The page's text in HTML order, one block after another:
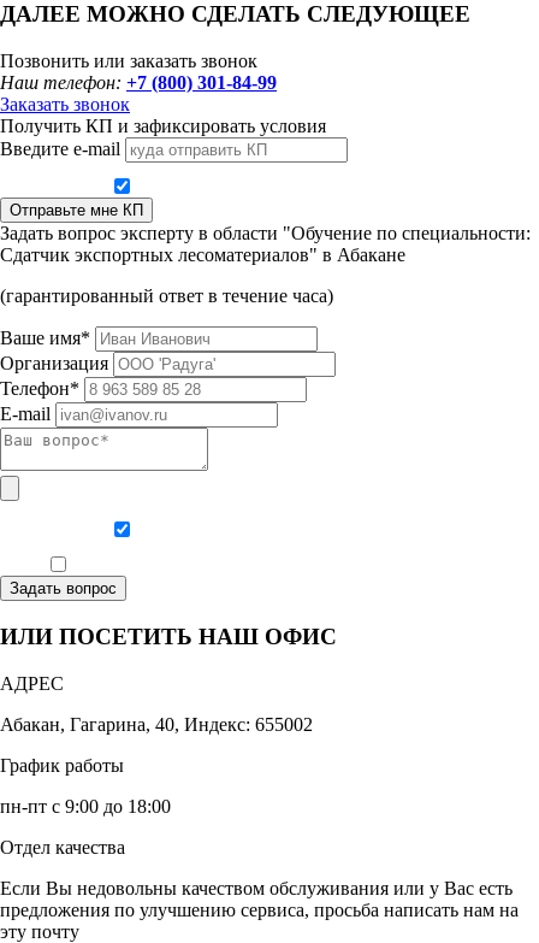
ДАЛЕЕ МОЖНО СДЕЛАТЬ СЛЕДУЮЩЕЕ
Позвонить или заказать звонок
Наш телефон: +7 (800) 301-84-99
Заказать звонок
Получить КП и зафиксировать условия
Введите e-mail
Отправьте мне КП
Задать вопрос эксперту в области "Обучение по специальности:
Сдатчик экспортных лесоматериалов" в Абакане
(гарантированный ответ в течение часа)
Ваше имя*
Организация
Телефон*
E-mail
Задать вопрос
ИЛИ ПОСЕТИТЬ НАШ ОФИС
АДРЕС
Абакан, Гагарина, 40, Индекс: 655002
График работы
пн-пт с 9:00 до 18:00
Отдел качества
Если Вы недовольны качеством обслуживания или у Вас есть
предложения по улучшению сервиса, просьба написать нам на
эту почту